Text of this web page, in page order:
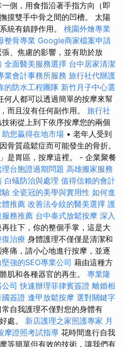
側，用食指沿著手指方向（即
摸雙手中骨之間的凹槽。 太陽
統有鎮靜作用。 桃園外燴專業
整骨專業 Google商家檔案申請
、焦慮的影響，並有助於放
全面醫美服務選擇 台中居家清潔
業會計事務所服務 旅行社代辦護
的防水工程團隊 新竹月子中心選
何人都可以透過簡單的按摩來幫
而且沒有任何副作用。 旅行社
術從上到下依序按摩您的兩個
您贏得在地市場 • 老年人受到
骨質疏鬆症而可能發生的骨折。
是胃區，按摩這裡。 - 企業聚餐
理台胞證過期問題 高雄搬家服務
白蟻防治與處理 值得信賴的會計
驗 全瓷冠的美學與實用性 如何進
體推薦 改善法令紋的醫美選擇 護
務推薦 台中泰式放鬆按摩 深入
再往下，你的整個手掌，這是大
治療 身體護理不僅僅是清潔和
痛，請小心地進行按摩，並逐
強的SEO專業公司 藉由這種方
肌和各種器官的再生。 專業隆
司 快速辦理菲律賓簽證 離婚相
簽證 逢甲放鬆按摩 選對關鍵字
自我護理不僅對您的身體有
處。 新店護理之家照護專家 月
摩證照考試指導 花時間進行自我
等簡單但有效的技術，讓我們有